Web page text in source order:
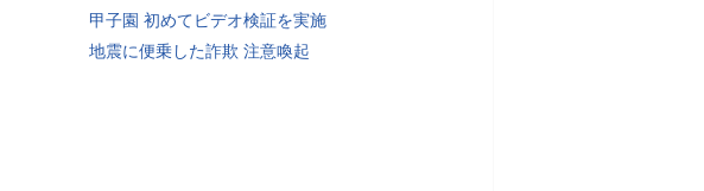
甲子園 初めてビデオ検証を実施
地震に便乗した詐欺 注意喚起